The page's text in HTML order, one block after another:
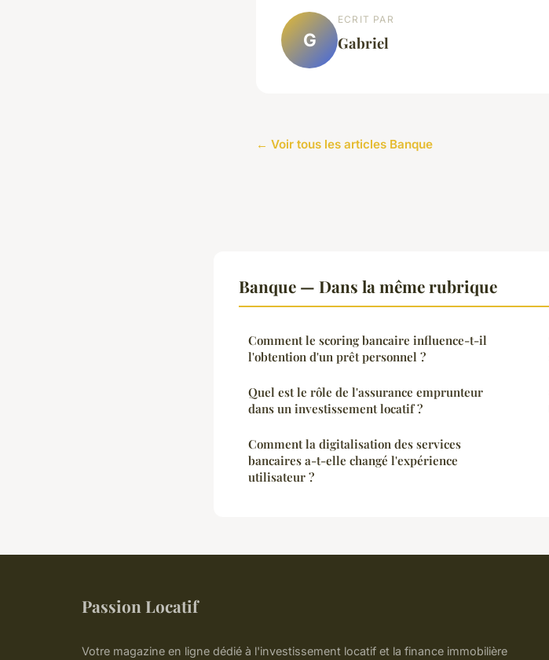
G
ECRIT PAR
Gabriel
← Voir tous les articles Banque
Banque — Dans la même rubrique
Comment le scoring bancaire influence-t-il
l'obtention d'un prêt personnel ?
Quel est le rôle de l'assurance emprunteur
dans un investissement locatif ?
Comment la digitalisation des services
bancaires a-t-elle changé l'expérience
utilisateur ?
Passion Locatif
Votre magazine en ligne dédié à l'investissement locatif et la finance immobilière